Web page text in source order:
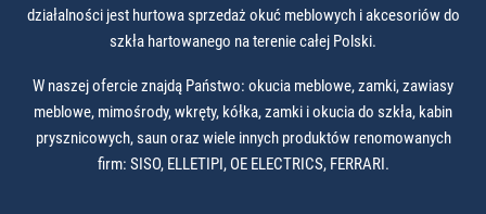
działalności jest hurtowa sprzedaż okuć meblowych i akcesoriów do
szkła hartowanego na terenie całej Polski.
W naszej ofercie znajdą Państwo: okucia meblowe, zamki, zawiasy
meblowe, mimośrody, wkręty, kółka, zamki i okucia do szkła, kabin
prysznicowych, saun oraz wiele innych produktów renomowanych
firm: SISO, ELLETIPI, OE ELECTRICS, FERRARI.